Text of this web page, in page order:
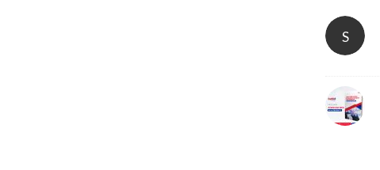
S